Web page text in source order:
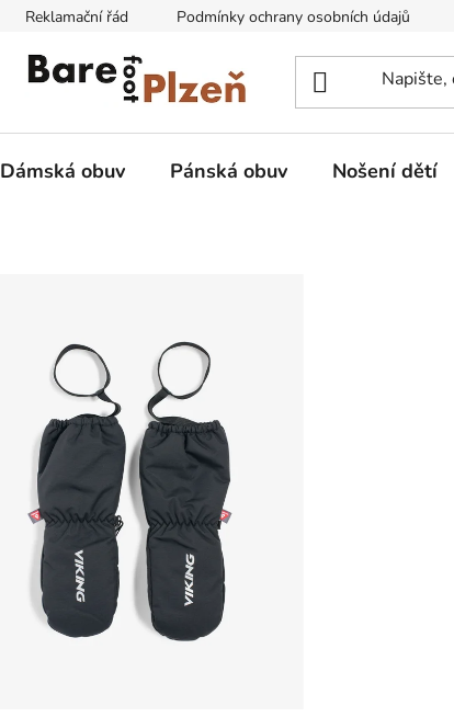
Reklamační řád Podmínky ochrany osobních údajů
Dámská obuv Pánská obuv Nošení dětí